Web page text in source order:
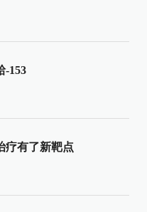
-153
疗有了新靶点